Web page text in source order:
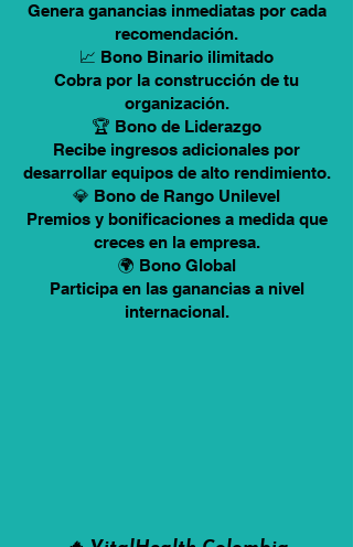
Genera ganancias inmediatas por cada
recomendación.
📈 Bono Binario ilimitado
Cobra por la construcción de tu
organización.
🏆 Bono de Liderazgo
Recibe ingresos adicionales por
desarrollar equipos de alto rendimiento.
💎 Bono de Rango Unilevel
Premios y bonificaciones a medida que
creces en la empresa.
🌍 Bono Global
Participa en las ganancias a nivel
internacional.